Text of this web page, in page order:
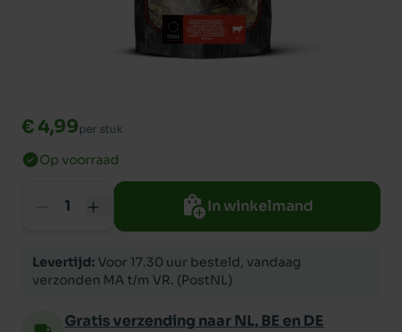
€ 4,99per stuk
Op voorraad
In winkelmand
Levertijd: Voor 17.30 uur besteld, vandaag
verzonden MA t/m VR. (PostNL)
Gratis verzending naar NL, BE en DE